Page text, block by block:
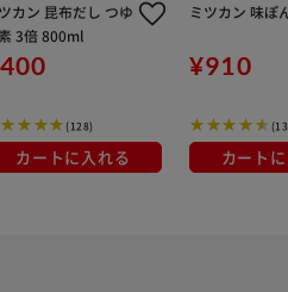
カン 昆布だし つゆ
3倍 800ml
(128)
カートに入れる
ミツカン 味ぽ
¥910
カート